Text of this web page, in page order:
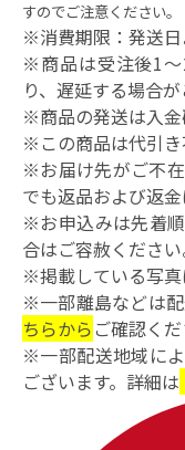
すのでご注意ください。
※消費期限：発送日
※商品は受注後1
り、遅延する場合が
※商品の発送は入金
※この商品は代引き
※お届け先がご不
でも返品および返金
※お申込みは先着
合はご容赦ください
※掲載している写真
※一部離島などは
ちらから ご確認くだ
※一部配送地域に
ございます。詳細は